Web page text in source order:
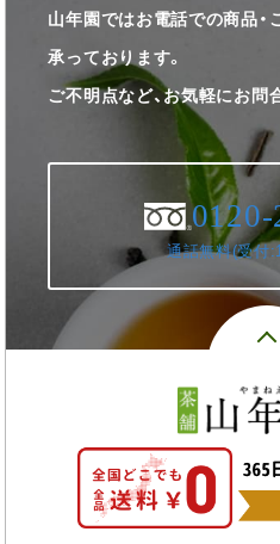
山年園ではお電話での商品・
承っております。
ご不明点など、お気軽にお問
通話無料(受付